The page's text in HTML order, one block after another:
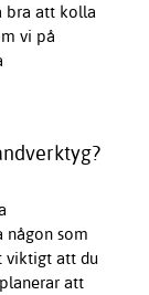
bra att kolla
vi på
någon som
viktigt att du
att